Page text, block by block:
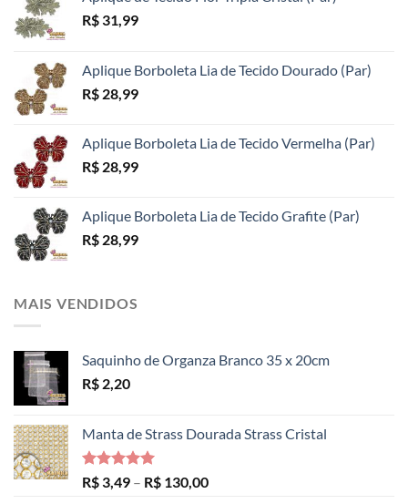
R$ 31,99
Aplique Borboleta Lia de Tecido Dourado (Par)
R$ 28,99
Aplique Borboleta Lia de Tecido Vermelha (Par)
R$ 28,99
Aplique Borboleta Lia de Tecido Grafite (Par)
R$ 28,99
MAIS VENDIDOS
Saquinho de Organza Branco 35 x 20cm
R$ 2,20
Manta de Strass Dourada Strass Cristal
Avaliação
5.00
de 5
R$ 3,49 – R$ 130,00Faixa